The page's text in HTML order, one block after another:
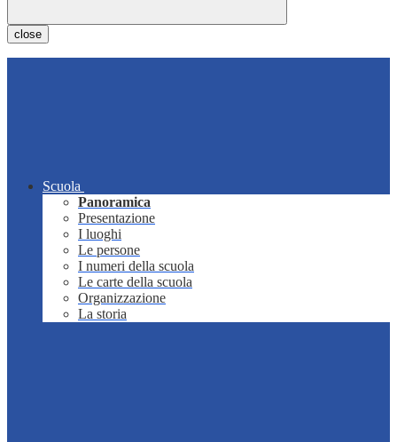
close
Scuola
Panoramica
Presentazione
I luoghi
Le persone
I numeri della scuola
Le carte della scuola
Organizzazione
La storia